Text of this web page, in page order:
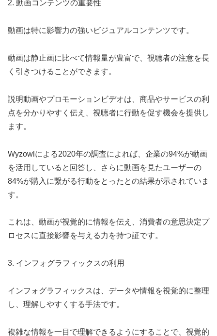
2. 動画コンテンツの重要性
動画は特に影響力の強いビジュアルコンテンツです。
動画は静止画に比べて情報量が豊富で、視聴者の注意を長
く引きつけることができます。
説明動画やプロモーションビデオは、商品やサービスの利
点を分かりやすく伝え、視聴者に行動を促す機会を提供し
ます。
Wyzowlによる2020年の調査によれば、企業の94%が動画
を活用していると回答し、さらに動画を見たユーザーの
84%が購入に繋がる行動をとったとの結果が示されていま
す。
これは、動画が視覚的に情報を伝え、消費者の意思決定プ
ロセスに直接影響を与える力を持つ証です。
3. インフォグラフィックスの利用
インフォグラフィックスは、データや情報を視覚的に整理
し、理解しやすくする手法です。
複雑な情報を一目で理解できるようにすることで、視覚的